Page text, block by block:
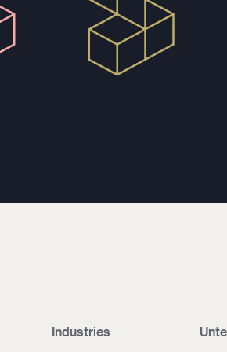
Industries